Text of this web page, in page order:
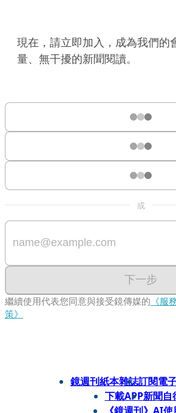
現在，請立即加入，成為我們的
量、無干擾的新聞閱讀。
或
下一步
繼續使用代表您同意與接受鏡傳媒的 《服
策》
鏡週刊紙本雜誌訂閱電
下載APP新聞自